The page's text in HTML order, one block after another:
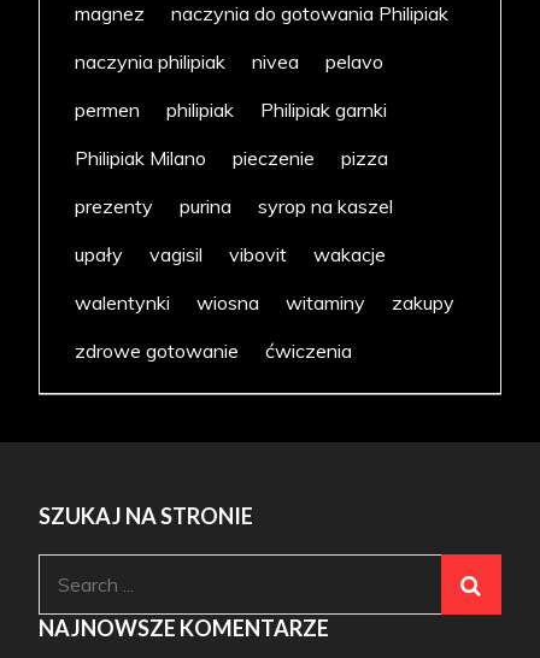
magnez
naczynia do gotowania Philipiak
naczynia philipiak
nivea
pelavo
permen
philipiak
Philipiak garnki
Philipiak Milano
pieczenie
pizza
prezenty
purina
syrop na kaszel
upały
vagisil vibovit
wakacje
walentynki
wiosna witaminy
zakupy
zdrowe gotowanie
ćwiczenia
SZUKAJ NA STRONIE
NAJNOWSZE KOMENTARZE